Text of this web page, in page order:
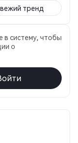
тренд
в систему, чтобы
о